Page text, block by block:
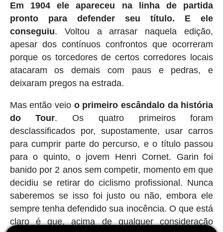
Em 1904 ele apareceu na linha de partida
pronto para defender seu título. E ele
conseguiu. Voltou a arrasar naquela edição,
apesar dos contínuos confrontos que ocorreram
porque os torcedores de certos corredores locais
atacaram os demais com paus e pedras, e
deixaram pregos na estrada.
Mas então veio o primeiro escândalo da história
do Tour. Os quatro primeiros foram
desclassificados por, supostamente, usar carros
para cumprir parte do percurso, e o título passou
para o quinto, o jovem Henri Cornet. Garin foi
banido por 2 anos sem competir, momento em que
decidiu se retirar do ciclismo profissional. Nunca
saberemos se isso foi justo ou não, embora ele
sempre tenha defendido sua inocência. O que está
claro é que, acima de qualquer consideração